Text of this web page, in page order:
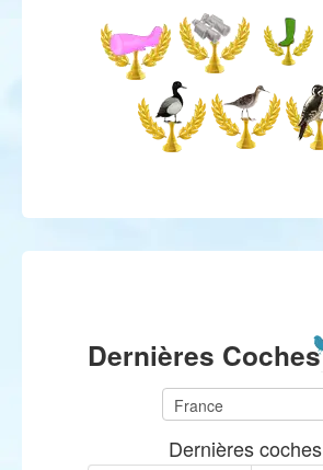
Dernières Coches
Dernières coches